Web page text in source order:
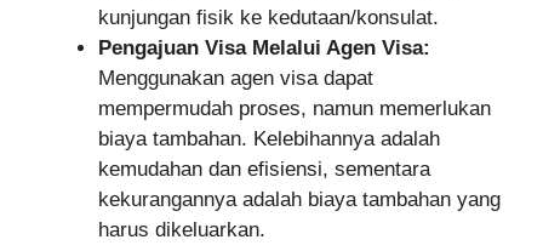
kunjungan fisik ke kedutaan/konsulat.
Pengajuan Visa Melalui Agen Visa:
Menggunakan agen visa dapat
mempermudah proses, namun memerlukan
biaya tambahan. Kelebihannya adalah
kemudahan dan efisiensi, sementara
kekurangannya adalah biaya tambahan yang
harus dikeluarkan.